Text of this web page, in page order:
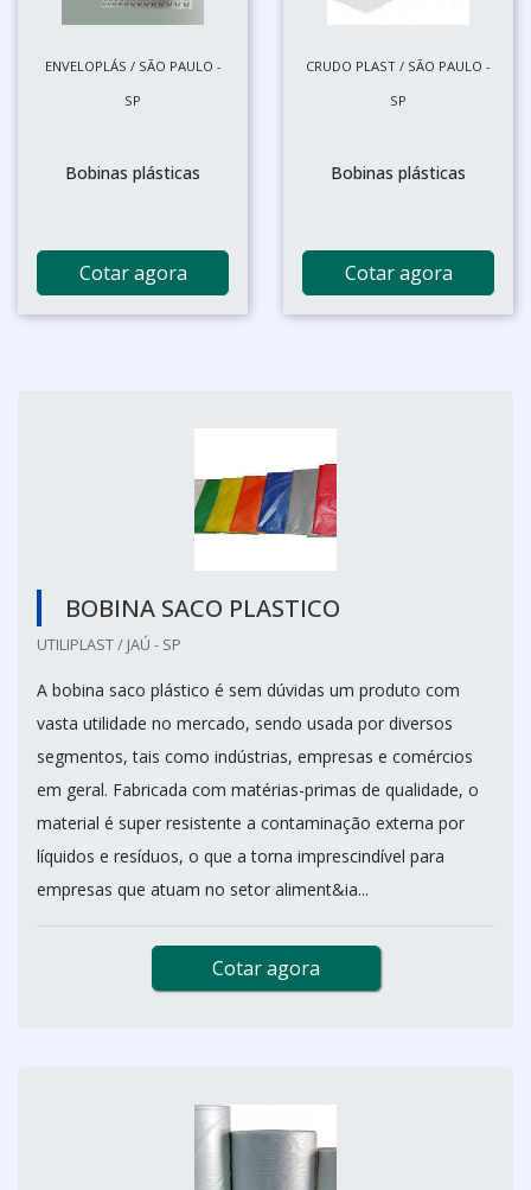
ENVELOPLÁS / SÃO PAULO -
SP
Bobinas plásticas
Cotar agora
CRUDO PLAST / SÃO PAULO -
SP
Bobinas plásticas
Cotar agora
BOBINA SACO PLASTICO
UTILIPLAST / JAÚ - SP
A bobina saco plástico é sem dúvidas um produto com
vasta utilidade no mercado, sendo usada por diversos
segmentos, tais como indústrias, empresas e comércios
em geral. Fabricada com matérias-primas de qualidade, o
material é super resistente a contaminação externa por
líquidos e resíduos, o que a torna imprescindível para
empresas que atuam no setor aliment&ia...
Cotar agora